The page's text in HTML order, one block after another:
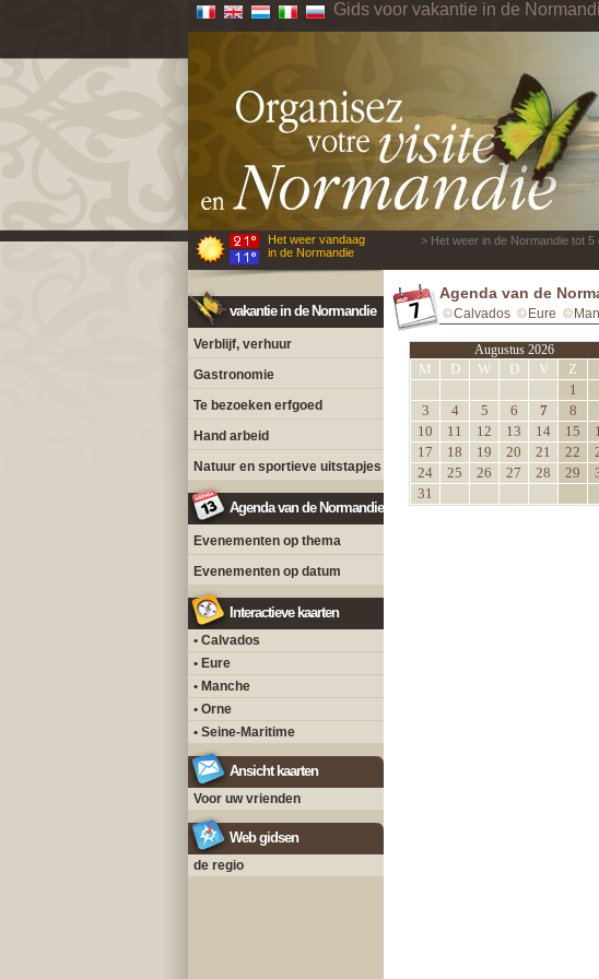
Gids voor vakantie in de
Het weer vandaag
in de Normandie
> Het weer in de Normandie tot 5
vakantie in de Normandie
Verblijf, verhuur
Gastronomie
Te bezoeken erfgoed
Hand arbeid
Natuur en sportieve uitstapjes
Agenda van de Normandie
Evenementen op thema
Evenementen op datum
Interactieve kaarten
• Calvados
• Eure
• Manche
• Orne
• Seine-Maritime
Ansicht kaarten
Voor uw vrienden
Web gidsen
de regio
Agenda van de
Calvados Eure
Augustus 2026
M D W D V Z
1
3
4 5 6 7 8
10
11 12 13 14 15
17
18 19 20 21 22
24
25 26 27 28 29
31